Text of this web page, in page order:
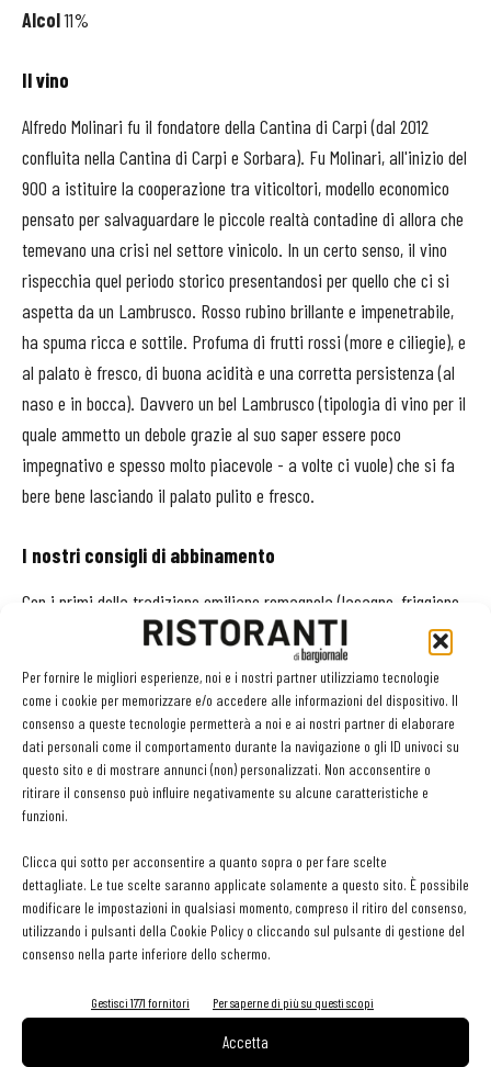
Per fornire le migliori esperienze, noi e i nostri partner utilizziamo tecnologie
come i cookie per memorizzare e/o accedere alle informazioni del dispositivo. Il
consenso a queste tecnologie permetterà a noi e ai nostri partner di elaborare
dati personali come il comportamento durante la navigazione o gli ID univoci su
questo sito e di mostrare annunci (non) personalizzati. Non acconsentire o
ritirare il consenso può influire negativamente su alcune caratteristiche e
funzioni.
Clicca qui sotto per acconsentire a quanto sopra o per fare scelte
dettagliate. Le tue scelte saranno applicate solamente a questo sito. È possibile
modificare le impostazioni in qualsiasi momento, compreso il ritiro del consenso,
utilizzando i pulsanti della Cookie Policy o cliccando sul pulsante di gestione del
consenso nella parte inferiore dello schermo.
Gestisci 1771 fornitori Per saperne di più su questi scopi
Accetta
Alcol11%
Il vino
Alfredo Molinari fu il fondatore della Cantina di Carpi (dal 2012
confluita nella Cantina di Carpi e Sorbara). Fu Molinari, all'inizio del
900 a istituire la cooperazione tra viticoltori, modello economico
pensato per salvaguardare le piccole realtà contadine di allora che
temevano una crisi nel settore vinicolo. In un certo senso, il vino
rispecchia quel periodo storico presentandosi per quello che ci si
aspetta da un Lambrusco. Rosso rubino brillante e impenetrabile,
ha spuma ricca e sottile. Profuma di frutti rossi (more e ciliegie), e
al palato è fresco, di buona acidità e una corretta persistenza (al
naso e in bocca). Davvero un bel Lambrusco (tipologia di vino per il
quale ammetto un debole grazie al suo saper essere poco
impegnativo e spesso molto piacevole - a volte ci vuole) che si fa
bere bene lasciando il palato pulito e fresco.
I nostri consigli di abbinamento
Con i primi della tradizione emiliano romagnola (lasagne, friggione,
tortelli e tortellini variamente ripieni) e non solo con questi.
Perfetto con cotechino, zampone e con tutti i tagli del bollito si puù
abbinare a carni bianche e rosse alla piastra o alla brace.
LEGGI ANCHE
Export del vino in frenata: dazi Usa e domanda
debole pesano sulle denominazioni europee